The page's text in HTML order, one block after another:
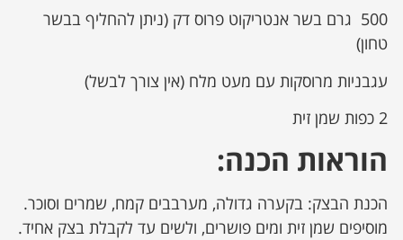
500 גרם בשר אנטריקוט פרוס דק (ניתן להחליף בבשר
טחון)
עגבניות מרוסקות עם מעט מלח (אין צורך לבשל)
2 כפות שמן זית
הוראות הכנה:
הכנת הבצק: בקערה גדולה, מערבבים קמח, שמרים וסוכר.
מוסיפים שמן זית ומים פושרים, ולשים עד לקבלת בצק אחיד.